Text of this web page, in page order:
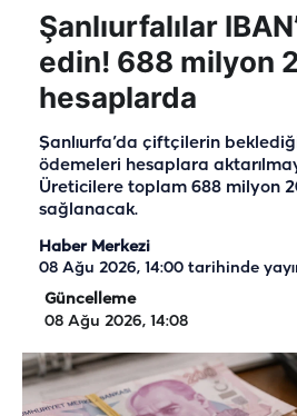
Şanlıurfalılar
edin! 688 milyon
hesaplarda
Şanlıurfa’da çiftçilerin
ödemeleri hesaplara
Üreticilere toplam 688 milyon
sağlanacak.
Haber Merkezi
08 Ağu 2026, 14:00 tarihinde
Güncelleme
08 Ağu 2026, 14:08